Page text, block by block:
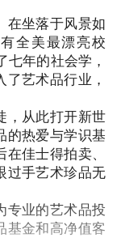
艺术品的三个层
，所以导览会
为主，少部分
别
原则上不涉及售
的世界史」
」
经验，为您的
；
在坐落于风景如
全美最漂亮校
七年的社会学，
艺术品行业，
，从此打开新世
的热爱与学识基
佳士得拍卖、
过手艺术珍品无
专业的艺术品投
基金和高净值客